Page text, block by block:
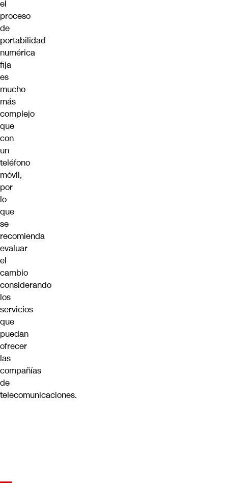
el
proceso
de
portabilidad
numérica
fija
es
mucho
más
complejo
que
con
un
teléfono
móvil,
por
lo
que
se
recomienda
evaluar
el
cambio
considerando
los
servicios
que
puedan
ofrecer
las
compañías
de
telecomunicaciones.